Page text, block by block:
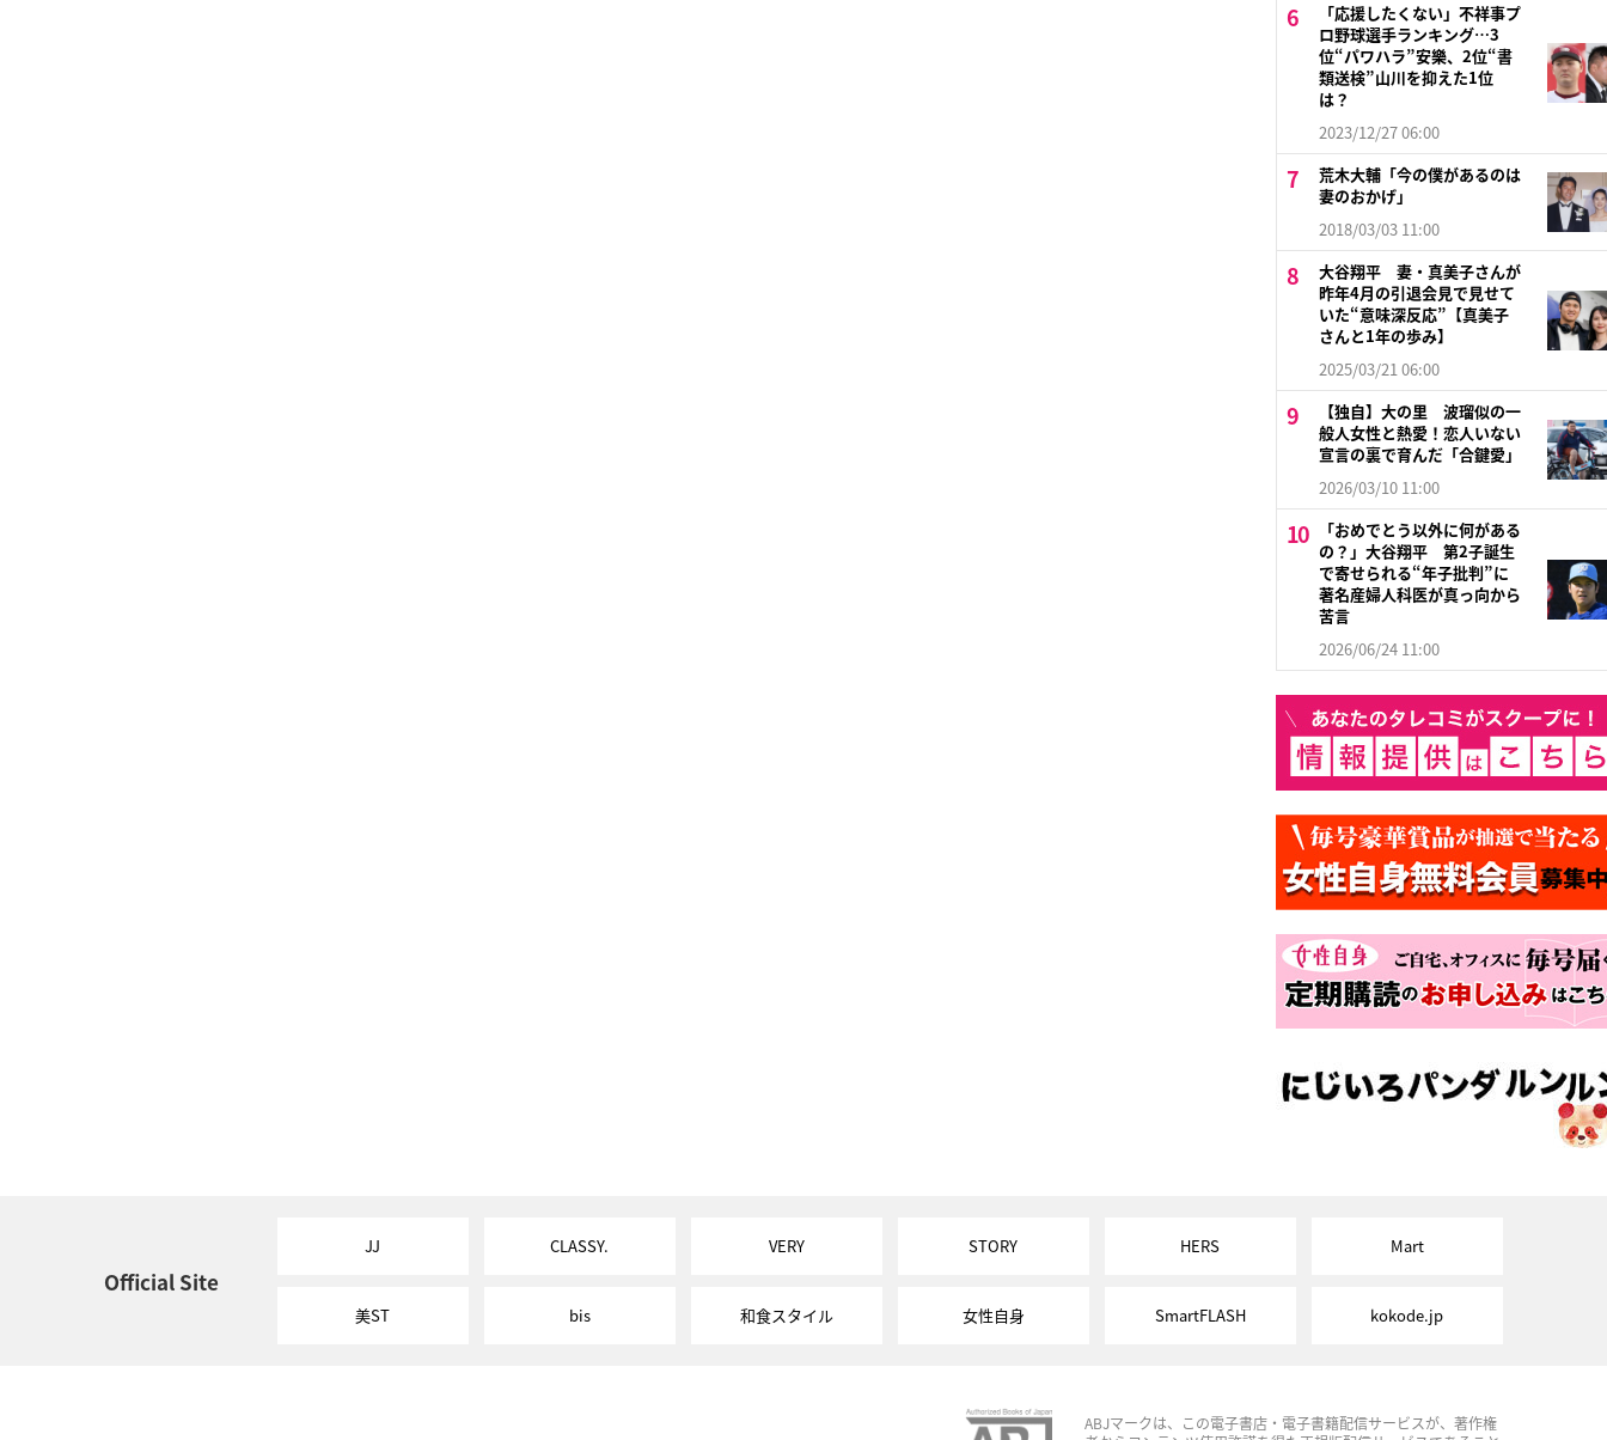
「応援したくない」不祥事プ
ロ野球選手ランキング…3
位“パワハラ”安樂、2位“書
類送検”山川を抑えた1位
は？
2023/12/27 06:00
荒木大輔「今の僕があるのは
妻のおかげ」
2018/03/03 11:00
大谷翔平 妻・真美子さんが
昨年4月の引退会見で見せて
いた“意味深反応”【真美子
さんと1年の歩み】
2025/03/21 06:00
【独自】大の里 波瑠似の一
般人女性と熱愛！恋人いない
宣言の裏で育んだ「合鍵愛」
2026/03/10 11:00
「おめでとう以外に何がある
の？」大谷翔平 第2子誕生
で寄せられる“年子批判”に
著名産婦人科医が真っ向から
苦言
2026/06/24 11:00
Official Site
JJ CLASSY. VERY STORY HERS Mart
美ST bis 和食スタイル 女性自身 SmartFLASH kokode.jp
ABJマークは、この電子書店・電子書籍配信サービスが、著作権